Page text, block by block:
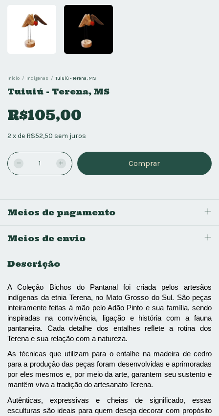
Início / Indígenas / Tuiuiú - Terena, MS
Tuiuiú - Terena, MS
R$105,00
2 xde R$52,50 sem juros
Meios de pagamento
Meios de envio
Descrição
A Coleção Bichos do Pantanal foi criada pelos artesãos
indígenas da etnia Terena, no Mato Grosso do Sul. São peças
inteiramente feitas à mão pelo Adão Pinto e sua família, sendo
inspiradas na convivência, ligação e história com a fauna
pantaneira. Cada detalhe dos entalhes reflete a rotina dos
Terena e sua relação com a natureza.
As técnicas que utilizam para o entalhe na madeira de cedro
para a produção das peças foram desenvolvidas e aprimoradas
por eles mesmos e, por meio da arte, garantem seu sustento e
mantêm viva a tradição do artesanato Terena.
Autênticas, expressivas e cheias de significado, essas
esculturas são ideais para quem deseja decorar com propósito